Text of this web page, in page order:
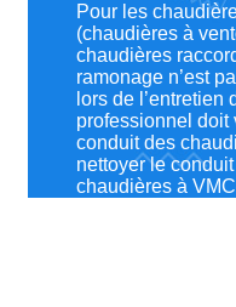
Pour les
(chaudières à
chaudières
ramonage n’est
lors de
professionnel doit
conduit des
nettoyer le
chaudières à